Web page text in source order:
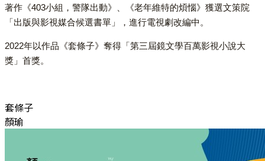
著作《403小組，警隊出動》、《老年維特的煩惱》獲選文策院
「出版與影視媒合候選書單」，進行電視劇改編中。
2022年以作品《套條子》奪得「第三屆鏡文學百萬影視小說大
獎」首獎。
套條子
顏瑜